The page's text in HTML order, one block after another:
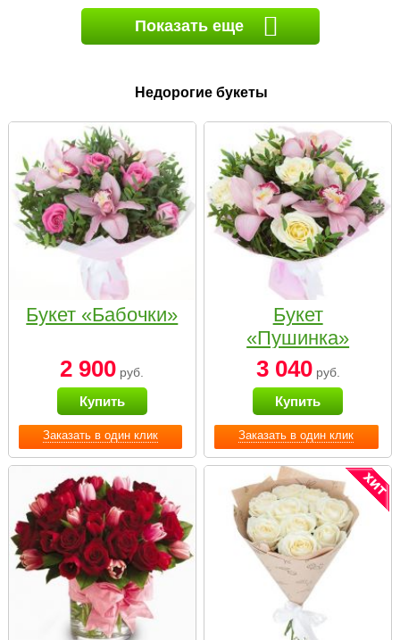
Показать еще
Недорогие букеты
Заказать в один клик
Букет «Бабочки»
2 900 руб.
Купить
Заказать в один клик
Букет
«Пушинка»
3 040руб.
Купить